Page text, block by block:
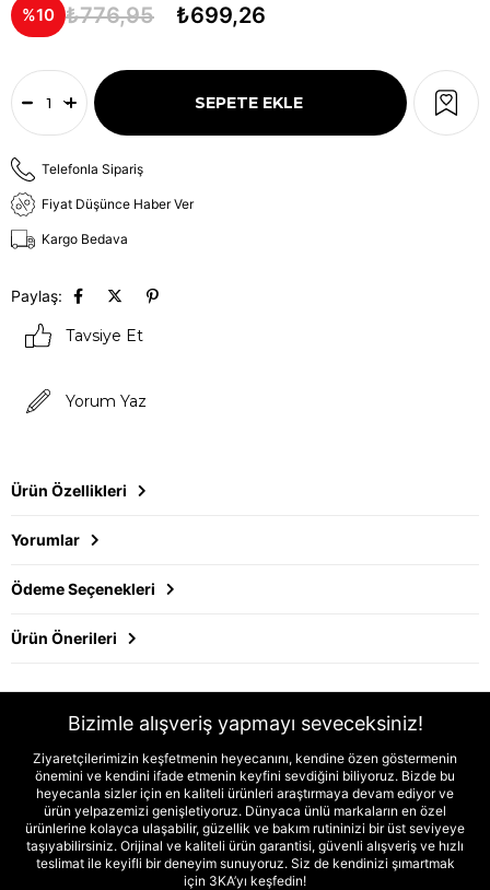
10 ₺776,95 ₺699,26
Telefonla Sipariş
Fiyat Düşünce Haber Ver
Kargo Bedava
Paylaş:
Tavsiye Et
Yorum Yaz
Ürün Özellikleri
Yorumlar
Ödeme Seçenekleri
Ürün Önerileri
Bizimle alışveriş yapmayı seveceksiniz!
Ziyaretçilerimizin keşfetmenin heyecanını, kendine özen göstermenin
önemini ve kendini ifade etmenin keyfini sevdiğini biliyoruz. Bizde bu
heyecanla sizler için en kaliteli ürünleri araştırmaya devam ediyor ve
ürün yelpazemizi genişletiyoruz. Dünyaca ünlü markaların en özel
ürünlerine kolayca ulaşabilir, güzellik ve bakım rutininizi bir üst seviyeye
taşıyabilirsiniz. Orijinal ve kaliteli ürün garantisi, güvenli alışveriş ve hızlı
teslimat ile keyifli bir deneyim sunuyoruz. Siz de kendinizi şımartmak
için 3KA’yı keşfedin!